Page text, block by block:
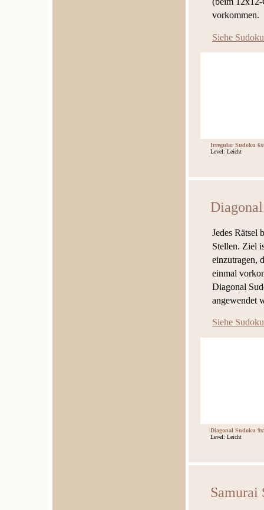
vorkommen.
Siehe
Irregular Sudoku
Level: Leicht
Jedes Rätsel
Stellen. Ziel
einzutragen,
einmal
Diagonal
angewendet
Siehe
Diagonal Sudoku
Level: Leicht
Samurai